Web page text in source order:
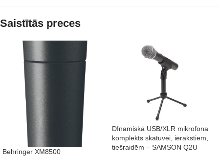
Saistītās preces
Behringer XM8500
DInamiskā USB/XLR mikrofona
komplekts skatuvei, ierakstiem,
tiešraidēm – SAMSON Q2U